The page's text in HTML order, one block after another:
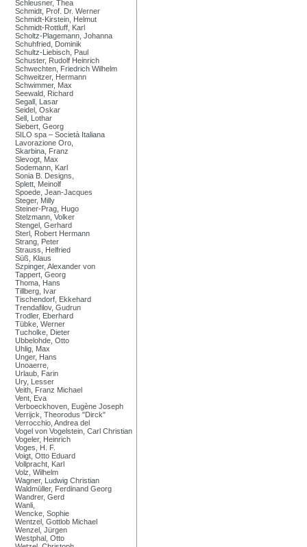
Schleusner, Thea
Schmidt, Prof. Dr. Werner
Schmidt-Kirstein, Helmut
Schmidt-Rottluff, Karl
Scholtz-Plagemann, Johanna
Schuhfried, Dominik
Schultz-Liebisch, Paul
Schuster, Rudolf Heinrich
Schwechten, Friedrich Wilhelm
Schweitzer, Hermann
Schwimmer, Max
Seewald, Richard
Segall, Lasar
Seidel, Oskar
Sell, Lothar
Siebert, Georg
SILO spa – Società Italiana
Lavorazione Oro,
Skarbina, Franz
Slevogt, Max
Sodemann, Karl
Sonia B. Designs,
Splett, Meinolf
Spoede, Jean-Jacques
Steger, Milly
Steiner-Prag, Hugo
Stelzmann, Volker
Stengel, Gerhard
Sterl, Robert Hermann
Strang, Peter
Strauss, Helfried
Süß, Klaus
Szpinger, Alexander von
Tappert, Georg
Thoma, Hans
Tillberg, Ivar
Tischendorf, Ekkehard
Trendafilov, Gudrun
Trodler, Eberhard
Tübke, Werner
Tucholke, Dieter
Ubbelohde, Otto
Uhlig, Max
Unger, Hans
Unoaerre,
Urlaub, Farin
Ury, Lesser
Veith, Franz Michael
Vent, Eva
Verboeckhoven, Eugène Joseph
Verrijck, Theorodus "Dirck"
Verrocchio, Andrea del
Vogel von Vogelstein, Carl Christian
Vogeler, Heinrich
Voges, H. F.
Voigt, Otto Eduard
Vollpracht, Karl
Volz, Wilhelm
Wagner, Ludwig Christian
Waldmüller, Ferdinand Georg
Wandrer, Gerd
Wanli,
Wencke, Sophie
Wentzel, Gottlob Michael
Wenzel, Jürgen
Westphal, Otto